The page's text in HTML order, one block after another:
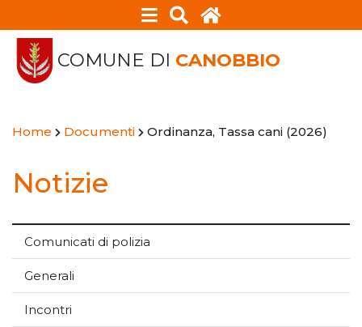
COMUNE DI CANOBBIO
Home Documenti Ordinanza, Tassa cani (2026)
Notizie
Comunicati di polizia
Generali
Incontri